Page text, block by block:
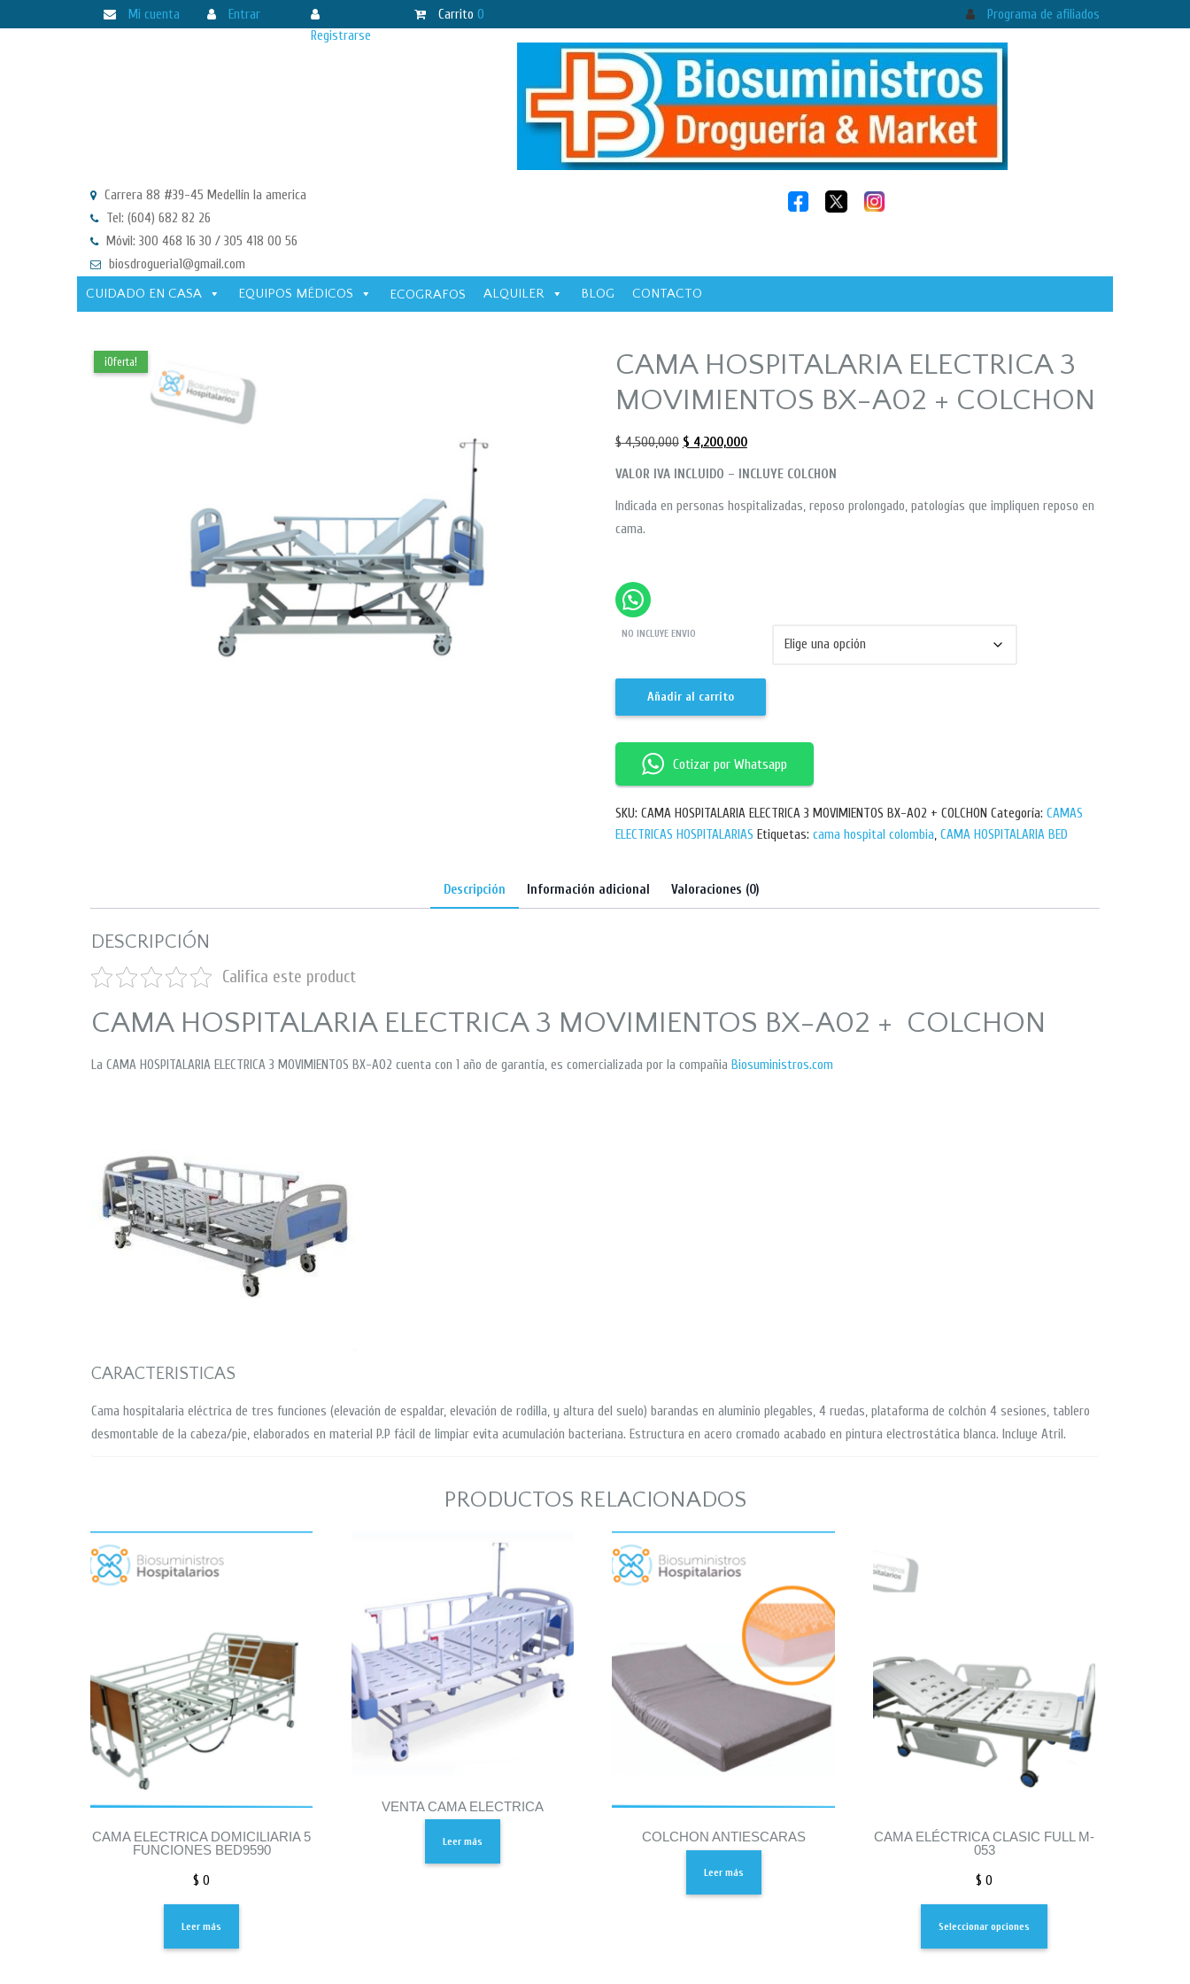
Mi cuenta
Entrar
Registrarse
Carrito 0 Programa de afiliados
Carrera 88 #39-45 Medellín la america
Tel: (604) 682 82 26
Móvil: 300 468 16 30 / 305 418 00 56
biosdrogueria1@gmail.com
CUIDADO EN CASA
EQUIPOS MÉDICOS ECOGRAFOS ALQUILER BLOG CONTACTO
¡Oferta!
CAMA HOSPITALARIA ELECTRICA 3
MOVIMIENTOS BX-A02 + COLCHON
$4,500,000 $ 4,200,000
VALOR IVA INCLUIDO – INCLUYE COLCHON
Indicada en personas hospitalizadas, reposo prolongado, patologías que impliquen reposo en
cama.
NO INCLUYE ENVIO
Añadir al carrito
Cotizar por Whatsapp
SKU: CAMA HOSPITALARIA ELECTRICA 3 MOVIMIENTOS BX-A02 + COLCHON Categoría: CAMAS
ELECTRICAS HOSPITALARIAS Etiquetas: cama hospital colombia, CAMA HOSPITALARIA BED
Descripción Información adicional Valoraciones (0)
DESCRIPCIÓN
Califica este product
CAMA HOSPITALARIA ELECTRICA 3 MOVIMIENTOS BX-A02 + COLCHON
La CAMA HOSPITALARIA ELECTRICA 3 MOVIMIENTOS BX-A02 cuenta con 1 año de garantía, es comercializada por la compañia Biosuministros.com
CARACTERISTICAS
Cama hospitalaria eléctrica de tres funciones (elevación de espaldar, elevación de rodilla, y altura del suelo) barandas en aluminio plegables, 4 ruedas, plataforma de colchón 4 sesiones, tablero
desmontable de la cabeza/pie, elaborados en material P.P fácil de limpiar evita acumulación bacteriana. Estructura en acero cromado acabado en pintura electrostática blanca. Incluye Atril.
PRODUCTOS RELACIONADOS
CAMA ELECTRICA DOMICILIARIA 5
FUNCIONES BED9590
$ 0
Leer más
VENTA CAMA ELECTRICA
Leer más COLCHON ANTIESCARAS
Leer más
CAMA ELÉCTRICA CLASIC FULL M-
053
$ 0
Seleccionar opciones